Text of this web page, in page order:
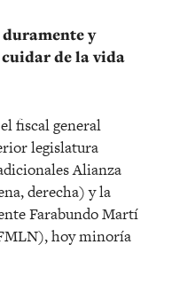
y
de la vida
fiscal general
legislatura
Alianza
derecha) y la
Farabundo Martí
hoy minoría